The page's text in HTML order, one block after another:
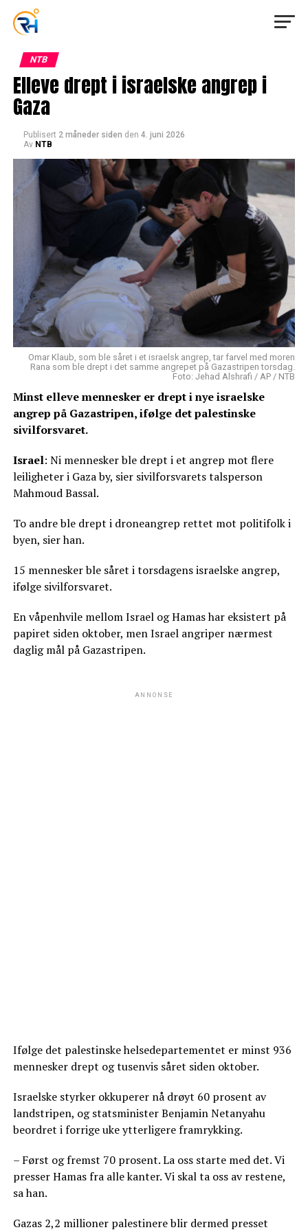
NTB
Elleve drept i israelske angrep i
Gaza
Publisert 2 måneder siden den 4. juni 2026
Av NTB
Omar Klaub, som ble såret i et israelsk angrep, tar farvel med moren
Rana som ble drept i det samme angrepet på Gazastripen torsdag.
Foto: Jehad Alshrafi / AP / NTB
Minst elleve mennesker er drept i nye israelske
angrep på Gazastripen, ifølge det palestinske
sivilforsvaret.
Israel: Ni mennesker ble drept i et angrep mot flere
leiligheter i Gaza by, sier sivilforsvarets talsperson
Mahmoud Bassal.
To andre ble drept i droneangrep rettet mot politifolk i
byen, sier han.
15 mennesker ble såret i torsdagens israelske angrep,
ifølge sivilforsvaret.
En våpenhvile mellom Israel og Hamas har eksistert på
papiret siden oktober, men Israel angriper nærmest
daglig mål på Gazastripen.
ANNONSE
Ifølge det palestinske helsedepartementet er minst 936
mennesker drept og tusenvis såret siden oktober.
Israelske styrker okkuperer nå drøyt 60 prosent av
landstripen, og statsminister Benjamin Netanyahu
beordret i forrige uke ytterligere framrykking.
– Først og fremst 70 prosent. La oss starte med det. Vi
presser Hamas fra alle kanter. Vi skal ta oss av restene,
sa han.
Gazas 2,2 millioner palestinere blir dermed presset